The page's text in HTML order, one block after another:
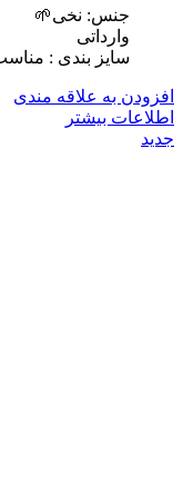
جنس: نخی🌱
وارداتی
سایز بندی :
افزودن به علاقه مندی
اطلاعات بیشتر
جدید